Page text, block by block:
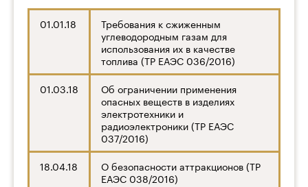
01.01.18
Требования к сжиженным
углеводородным газам для
использования их в качестве
топлива (ТР ЕАЭС 036/2016)
01.03.18
Об ограничении применения
опасных веществ в изделиях
электротехники и
радиоэлектроники (ТР ЕАЭС
037/2016)
18.04.18
О безопасности аттракционов (ТР
ЕАЭС 038/2016)